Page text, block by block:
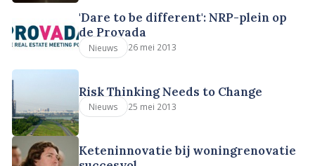
'Dare to be different': NRP-plein op
de Provada
Nieuws 26 mei 2013
Risk Thinking Needs to Change
Nieuws 25 mei 2013
Keteninnovatie bij woningrenovatie